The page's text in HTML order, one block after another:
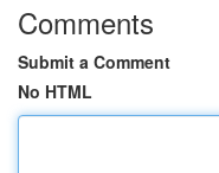
Comments
Submit a Comment
No HTML